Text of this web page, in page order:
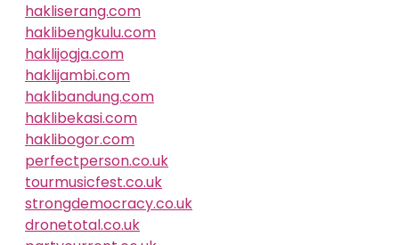
hakliserang.com
haklibengkulu.com
haklijogja.com
haklijambi.com
haklibandung.com
haklibekasi.com
haklibogor.com
perfectperson.co.uk
tourmusicfest.co.uk
strongdemocracy.co.uk
dronetotal.co.uk